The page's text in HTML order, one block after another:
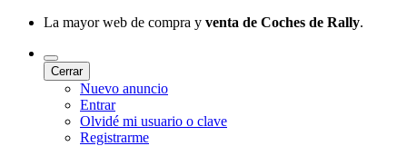
La mayor web de compra y venta de Coches de Rally.
Cerrar
Nuevo anuncio
Entrar
Olvidé mi usuario o clave
Registrarme